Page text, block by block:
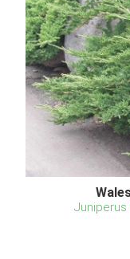
Juniperus